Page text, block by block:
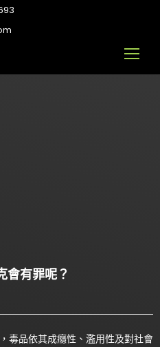
會有罪呢？
毒品依其成癮性、濫用性及對社會